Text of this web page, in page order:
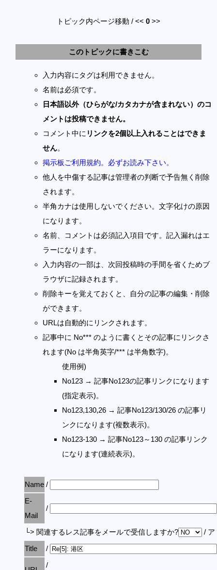
トピック内ページ移動 / << 0 >>
このトピックに書きこむ
入力内容にタグは利用できません。
名前は必須です。
日本語以外（ひらがな/カタカナが含まれない）のコ
メントは投稿できません。
コメント中に リンクを2個以上入れることはできま
せん。
掲示板ご利用規約。必ずお読み下さい。
他人を中傷する記事は管理者の判断で予告無く削除
されます。
半角カナは使用しないでください。文字化けの原因
になります。
名前、コメントは必須記入項目です。記入漏れはエ
ラーになります。
入力内容の一部は、次回投稿時の手間を省くためブ
ラウザに記録されます。
削除キーを覚えておくと、自分の記事の編集・削除
ができます。
URLは自動的にリンクされます。
記事中に No*** のように書くとその記事にリンクさ
れます(No は半角英字/*** は半角数字)。
使用例)
No123 → 記事No123の記事リンクになります
(指定表示)。
No123,130,26 → 記事No123/130/26 の記事リ
ンクになります(複数表示)。
No123-130 → 記事No123～130 の記事リンク
になります(連続表示)。
Name /
E-
Mail
/
└> 関連するレス記事をメールで受信しますか?
/ ア
Title
/
/